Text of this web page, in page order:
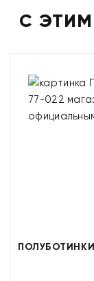
С
ПОЛУБОТИНКИ